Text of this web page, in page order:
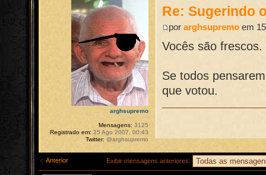
Re: Sugerindo
porarghsupremo em
Vocês são frescos.
Se todos
que votou.
arghsupremo
Mensagens: 3125
Registrado em: 25 Ago 2007, 00:43
Twitter: @arghsupremo
Anterior Exibir mensagens anteriores: